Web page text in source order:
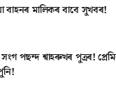
বাহনৰ মালিকৰ বাবে সুখবৰ!
পছন্দ শ্বাহৰুখৰ পুত্ৰৰ!